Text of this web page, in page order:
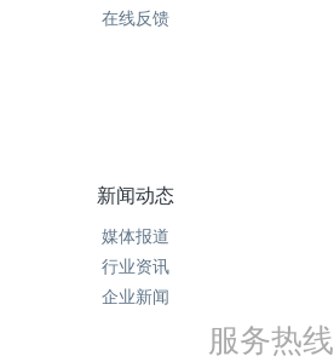
在线反馈
新闻动态
媒体报道
行业资讯
企业新闻
服务热线